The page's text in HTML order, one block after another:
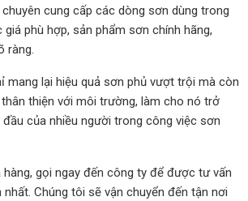
cung cấp các dòng sơn dùng trong
phù hợp, sản phẩm sơn chính hãng,
ràng.
mang lại hiệu quả sơn phủ vượt trội mà còn
thiện với môi trường, làm cho nó trở
của nhiều người trong công việc sơn
hàng, gọi ngay đến công ty để được tư vấn
Chúng tôi sẽ vận chuyển đến tận nơi